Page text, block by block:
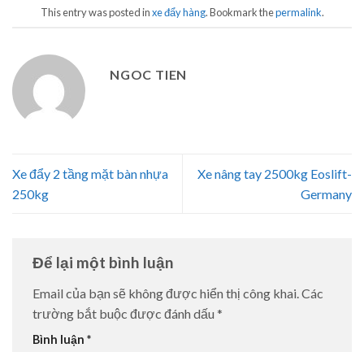
This entry was posted inxe đẩy hàng. Bookmark thepermalink.
NGOC TIEN
Xe đẩy 2 tầng mặt bàn nhựa
250kg
Xe nâng tay 2500kg Eoslift-
Germany
Để lại một bình luận
Email của bạn sẽ không được hiển thị công khai. Các
trường bắt buộc được đánh dấu *
Bình luận *